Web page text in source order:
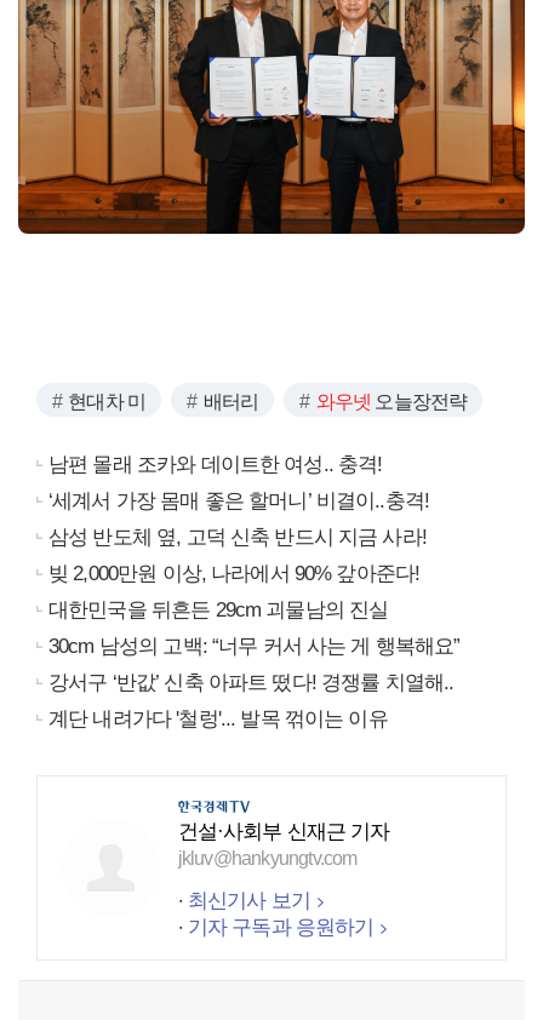
현대차 미 배터리 와우넷 오늘장전략
남편 몰래 조카와 데이트한 여성.. 충격!
‘세계서 가장 몸매 좋은 할머니’ 비결이..충격!
삼성 반도체 옆, 고덕 신축 반드시 지금 사라!
빚 2,000만원 이상, 나라에서 90% 갚아준다!
대한민국을 뒤흔든 29cm 괴물남의 진실
30cm 남성의 고백: “너무 커서 사는 게 행복해요”
강서구 ‘반값’ 신축 아파트 떴다! 경쟁률 치열해..
계단 내려가다 '철렁'... 발목 꺾이는 이유
건설·사회부 신재근 기자
jkluv@hankyungtv.com
최신기사 보기
기자 구독과 응원하기